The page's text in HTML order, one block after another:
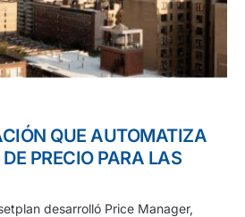
QUE AUTOMATIZA
PRECIO PARA LAS
desarrolló Price Manager,